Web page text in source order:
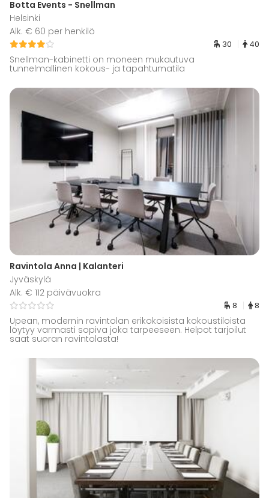
Botta Events - Snellman
Helsinki
Alk. € 60 per henkilö
30 40
Snellman-kabinetti on moneen mukautuva
tunnelmallinen kokous- ja tapahtumatila
Ravintola Anna | Kalanteri
Jyväskylä
Alk. € 112 päivävuokra
8 8
Upean, modernin ravintolan erikokoisista kokoustiloista
löytyy varmasti sopiva joka tarpeeseen. Helpot tarjoilut
saat suoran ravintolasta!